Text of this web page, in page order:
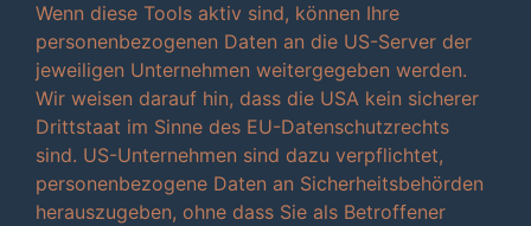
Wenn diese Tools aktiv sind, können Ihre
personenbezogenen Daten an die US-Server der
jeweiligen Unternehmen weitergegeben werden.
Wir weisen darauf hin, dass die USA kein sicherer
Drittstaat im Sinne des EU-Datenschutzrechts
sind. US-Unternehmen sind dazu verpflichtet,
personenbezogene Daten an Sicherheitsbehörden
herauszugeben, ohne dass Sie als Betroffener